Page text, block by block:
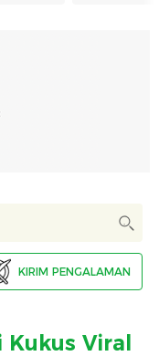
KIRIM PENGALAMAN
Viral